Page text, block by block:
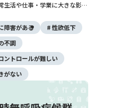
生活や仕事・学業に大きな影響
解されることもありますが、脳
ざまな要因が関係して発症する
適切な治療を受けることで回復
疲れが取れな
い」「何をしても楽しくない」
から始まることも多く、自分で
障害がある
性欲低下
不調
ントロールが難しい
がない